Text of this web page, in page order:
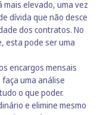
elevado, uma vez
dívida que não desce
dos contratos. No
esta pode ser uma
encargos mensais
uma análise
o que poder.
e elimine mesmo